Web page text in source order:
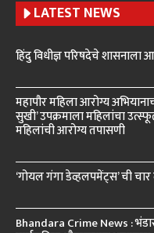
LATEST NEWS
हिंदु विधीज्ञ परिषदेचे शासनाला
महापौर महिला आरोग्य
सुखी’ उपक्रमाला महिलांचा
महिलांची आरोग्य तपासणी
‘गोयल गंगा डेव्हलपमेंट्स’ ची
Bhandara Crime News :